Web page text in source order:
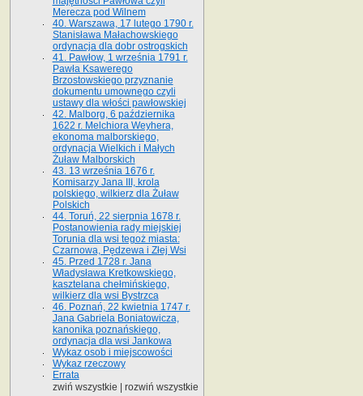
Merecza pod Wilnem
40. Warszawa, 17 lutego 1790 r.
Stanisława Małachowskiego
ordynacja dla dobr ostrogskich
41. Pawłow, 1 września 1791 r.
Pawła Ksawerego
Brzostowskiego przyznanie
dokumentu umownego czyli
ustawy dla włości pawłowskiej
42. Malborg, 6 października
1622 r. Melchiora Weyhera,
ekonoma malborskiego,
ordynacja Wielkich i Małych
Żuław Malborskich
43. 13 września 1676 r.
Komisarzy Jana III, krola
polskiego, wilkierz dla Żuław
Polskich
44. Toruń, 22 sierpnia 1678 r.
Postanowienia rady miejskiej
Torunia dla wsi tegoż miasta:
Czarnowa, Pędzewa i Złej Wsi
45. Przed 1728 r. Jana
Władysława Kretkowskiego,
kasztelana chełmińskiego,
wilkierz dla wsi Bystrzca
46. Poznań, 22 kwietnia 1747 r.
Jana Gabriela Boniatowicza,
kanonika poznańskiego,
ordynacja dla wsi Jankowa
Wykaz osob i miejscowości
Wykaz rzeczowy
Errata
zwiń wszystkie
rozwiń wszystkie